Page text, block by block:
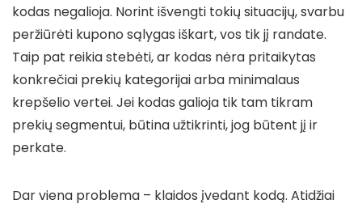
kodas negalioja. Norint išvengti tokių situacijų, svarbu
peržiūrėti kupono sąlygas iškart, vos tik jį randate.
Taip pat reikia stebėti, ar kodas nėra pritaikytas
konkrečiai prekių kategorijai arba minimalaus
krepšelio vertei. Jei kodas galioja tik tam tikram
prekių segmentui, būtina užtikrinti, jog būtent jį ir
perkate.
Dar viena problema – klaidos įvedant kodą. Atidžiai